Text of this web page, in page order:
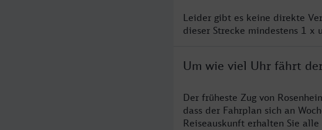
Leider gibt es keine direkte
dieser Strecke mindestens 1 x
Um wie viel Uhr fährt
Der früheste Zug von
dass der Fahrplan sich an
Reiseauskunft erhalten Sie